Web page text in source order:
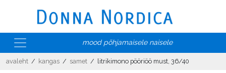
mood põhjamaisele naisele
avaleht / kangas / samet / litrikimono pööriöö must, 36/40